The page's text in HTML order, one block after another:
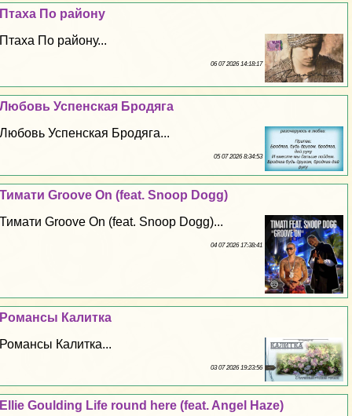
Птаха По району
Птаха По району...
06 07 2026 14:18:17
Любовь Успенская Бродяга
Любовь Успенская Бродяга...
05 07 2026 8:34:53
Тимати Groove On (feat. Snoop Dogg)
Тимати Groove On (feat. Snoop Dogg)...
04 07 2026 17:38:41
Романсы Калитка
Романсы Калитка...
03 07 2026 19:23:56
Ellie Goulding Life round here (feat. Angel Haze)